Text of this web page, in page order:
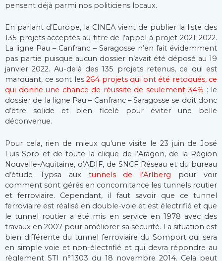
pensent déjà parmi nos politiciens locaux.
En parlant d’Europe, la CINEA vient de publier la liste des
135 projets acceptés au titre de l’appel à projet 2021-2022.
La ligne Pau – Canfranc – Saragosse n’en fait évidemment
pas partie puisque aucun dossier n’avait été déposé au 19
janvier 2022. Au-delà des 135 projets retenus, ce qui est
marquant, ce sont les 264 projets qui ont été retoqués, ce
qui donne une chance de réussite de seulement 34% : le
dossier de la ligne Pau – Canfranc – Saragosse se doit donc
d’être solide et bien ficelé pour éviter une belle
déconvenue.
Pour cela, rien de mieux qu’une visite le 23 juin de José
Luis Soro et de toute la clique de l’Aragon, de la Région
Nouvelle-Aquitaine, d’ADIF, de SNCF Réseau et du bureau
d’étude Typsa aux tunnels de l’Arlberg pour voir
comment sont gérés en concomitance les tunnels routier
et ferroviaire. Cependant, il faut savoir que ce tunnel
ferroviaire est réalisé en double-voie et est électrifié et que
le tunnel routier a été mis en service en 1978 avec des
travaux en 2007 pour améliorer sa sécurité. La situation est
bien différente du tunnel ferroviaire du Somport qui sera
en simple voie et non-électrifié et qui devra répondre au
règlement STI n°1303 du 18 novembre 2014. Cela peut